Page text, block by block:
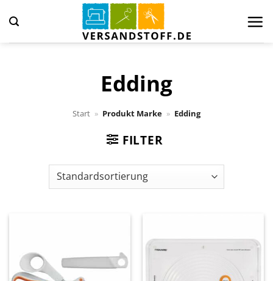
Inhalt
springen
Edding
Start » Produkt Marke » Edding
FILTER